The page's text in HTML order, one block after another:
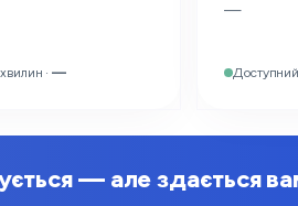
·—
—
— але здається